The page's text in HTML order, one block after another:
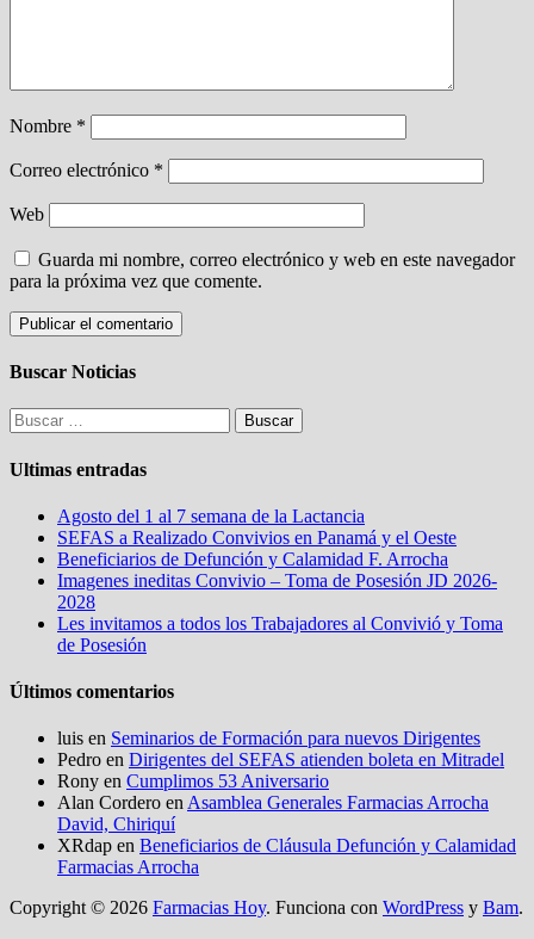
Nombre *
Correo electrónico *
Web
Guarda mi nombre, correo electrónico y web en este navegador
para la próxima vez que comente.
Buscar Noticias
Buscar:
Ultimas entradas
Agosto del 1 al 7 semana de la Lactancia
SEFAS a Realizado Convivios en Panamá y el Oeste
Beneficiarios de Defunción y Calamidad F. Arrocha
Imagenes ineditas Convivio – Toma de Posesión JD 2026-
2028
Les invitamos a todos los Trabajadores al Convivió y Toma
de Posesión
Últimos comentarios
luis en Seminarios de Formación para nuevos Dirigentes
Pedro en Dirigentes del SEFAS atienden boleta en Mitradel
Rony en Cumplimos 53 Aniversario
Alan Cordero enAsamblea Generales Farmacias Arrocha
David, Chiriquí
XRdap en Beneficiarios de Cláusula Defunción y Calamidad
Farmacias Arrocha
Copyright © 2026 Farmacias Hoy. Funciona con WordPress y Bam.